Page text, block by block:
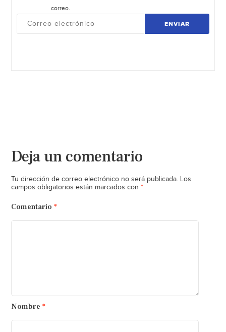
correo.
ENVIAR
Deja un comentario
Tu dirección de correo electrónico no será publicada. Los
campos obligatorios están marcados con *
Comentario *
Nombre *